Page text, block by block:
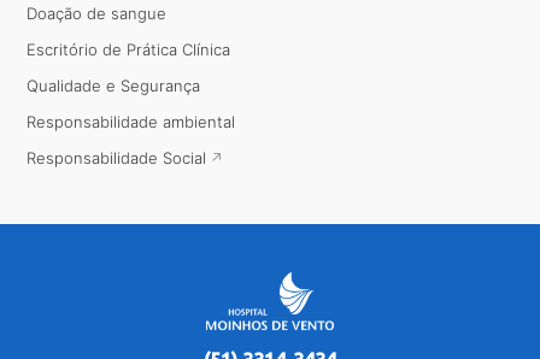
Doação de sangue
Escritório de Prática Clínica
Qualidade e Segurança
Responsabilidade ambiental
Responsabilidade Social